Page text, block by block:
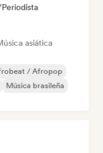
asiática
/ Afropop
Música brasileña